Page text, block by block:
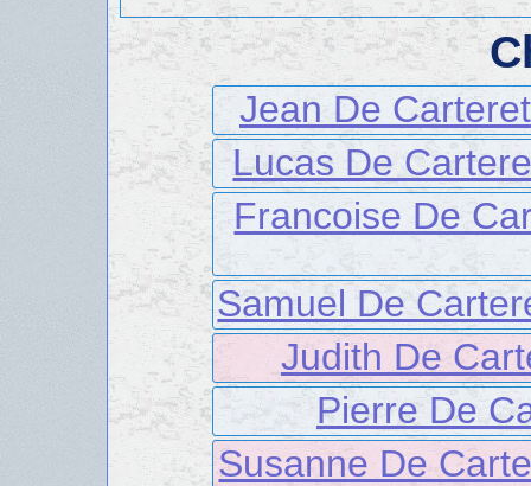
Jean De Carteret
Lucas De
Francoise De
Samuel De
Judith De
Pierre De
Susanne De